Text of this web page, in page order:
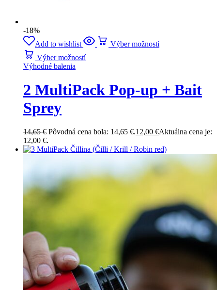
-18%
Add to wishlist
Výber možností
Výber možností
Výhodné balenia
2 MultiPack Pop-up + Bait
Sprey
14,65€ Pôvodná cena bola: 14,65 €.12,00 €Aktuálna cena je:
12,00 €.